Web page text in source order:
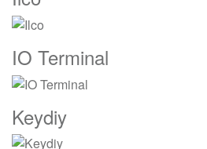
IO Terminal
Keydiy